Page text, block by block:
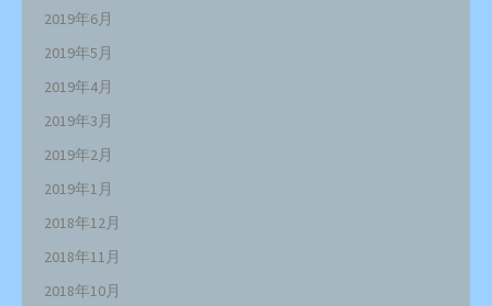
2019年6月
2019年5月
2019年4月
2019年3月
2019年2月
2019年1月
2018年12月
2018年11月
2018年10月